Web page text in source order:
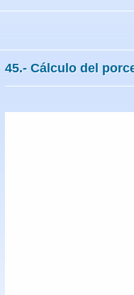
45.- Cálculo del